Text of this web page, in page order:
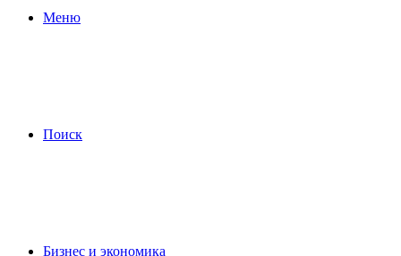
Меню
Поиск
Бизнес и экономика